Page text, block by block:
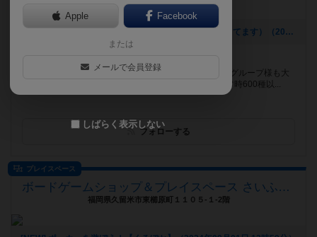
[NEW] 水曜日はイベントも行ってます（※通常営業もしてます）（2024年11月22日 16時51分）
JR瀬田駅 徒歩1分（京都駅から18分）！ おひとり様もグループ様も大
歓迎！未経験者〜上級者向け新作から過去の名作まで常時600種以...
フォローする
プレイスペース
ボードゲームショップ＆プレイスペース さいふる[xi-full]
福岡県久留米市東櫛原町１１０５-１-2階
Apple Facebook
または
メールで会員登録
しばらく表示しない